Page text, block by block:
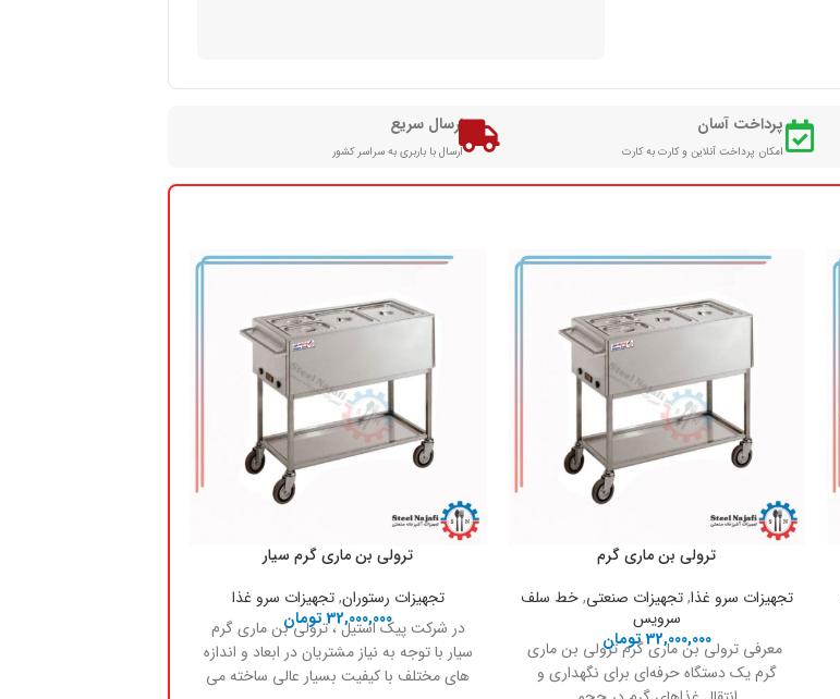
پرداخت آسان
امکان پرداخت آنلاین و کارت به کارت
ارسال سریع
ارسال با باربری به سراسر کشور
ترولی بن ماری گرم
تجهیزات سرو غذا,تجهیزات صنعتی,خط سلف
سرویس
32,000,000تومان
معرفی ترولی بن ماری گرم ترولی بن ماری
گرم یک دستگاه حرفه‌ای برای نگهداری و
ترولی بن ماری گرم سیار
تجهیزات رستوران,تجهیزات سرو غذا
32,000,000تومان
در شرکت پیک استیل ، ترولی بن ماری گرم
سیار با توجه به نیاز مشتریان در ابعاد و اندازه
های مختلف با کیفیت بسیار عالی ساخته می